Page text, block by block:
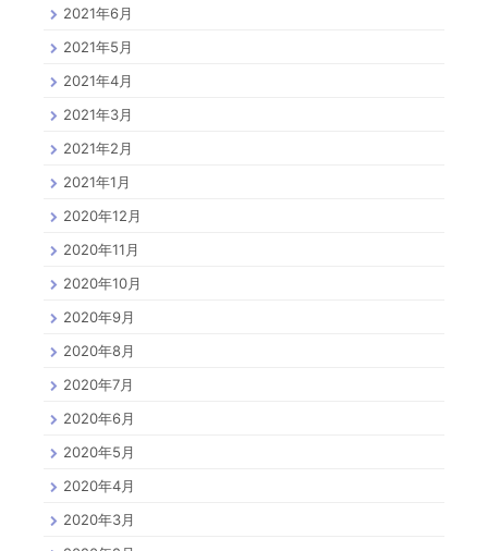
2021年6月
2021年5月
2021年4月
2021年3月
2021年2月
2021年1月
2020年12月
2020年11月
2020年10月
2020年9月
2020年8月
2020年7月
2020年6月
2020年5月
2020年4月
2020年3月